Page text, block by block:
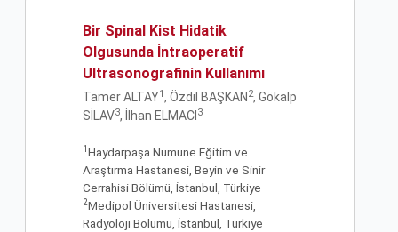
Bir Spinal Kist Hidatik
Olgusunda İntraoperatif
Ultrasonografinin Kullanımı
Tamer ALTAY1 , Özdil BAŞKAN 2, Gökalp
SİLAV3, İlhan ELMACI 3
1 Haydarpaşa Numune Eğitim ve
Araştırma Hastanesi, Beyin ve Sinir
Cerrahisi Bölümü, İstanbul, Türkiye
2Medipol Üniversitesi Hastanesi,
Radyoloji Bölümü, İstanbul, Türkiye